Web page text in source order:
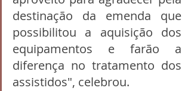
destinação da emenda que
possibilitou a aquisição dos
equipamentos e farão a
diferença no tratamento dos
assistidos", celebrou.